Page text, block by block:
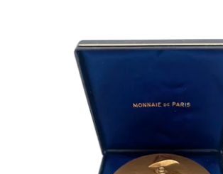
Médaille Jean Moulin